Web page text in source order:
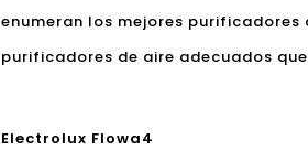
enumeran los mejores
purificadores de aire adecuados
Electrolux Flowa4